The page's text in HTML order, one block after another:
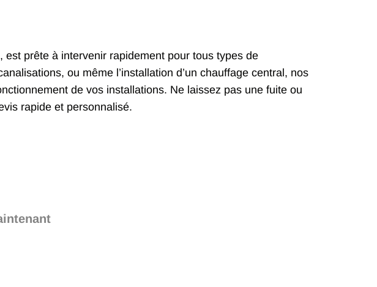
prête à intervenir rapidement pour tous types de
ou même l’installation d’un chauffage central, nos
de vos installations. Ne laissez pas une fuite ou
rapide et personnalisé.